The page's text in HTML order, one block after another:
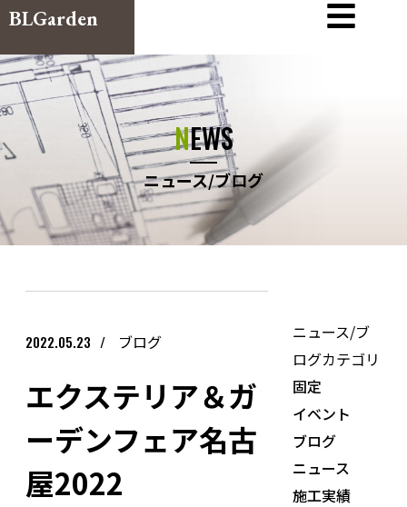
BLGarden
NEWS
ニュース/ブログ
2022.05.23 ブログ
エクステリア＆ガ
ーデンフェア名古
屋2022
ニュース/ブ
ログカテゴリ
固定
イベント
ブログ
ニュース
施工実績